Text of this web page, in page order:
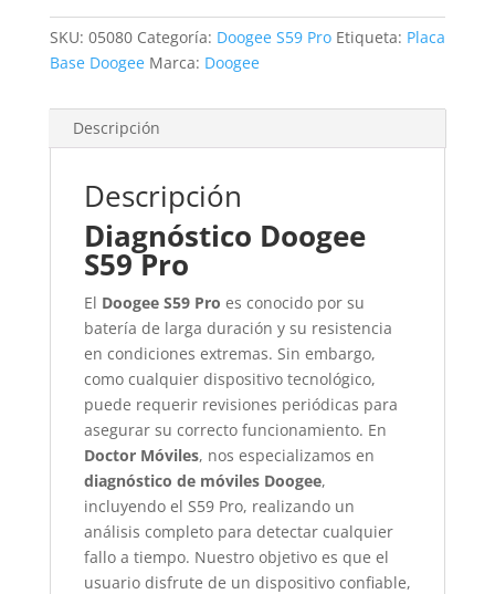
SKU: 05080 Categoría: Doogee S59 Pro Etiqueta: Placa
Base Doogee Marca: Doogee
Descripción
Descripción
Diagnóstico Doogee
S59 Pro
El Doogee S59 Pro es conocido por su
batería de larga duración y su resistencia
en condiciones extremas. Sin embargo,
como cualquier dispositivo tecnológico,
puede requerir revisiones periódicas para
asegurar su correcto funcionamiento. En
Doctor Móviles, nos especializamos en
diagnóstico de móviles Doogee,
incluyendo el S59 Pro, realizando un
análisis completo para detectar cualquier
fallo a tiempo. Nuestro objetivo es que el
usuario disfrute de un dispositivo confiable,